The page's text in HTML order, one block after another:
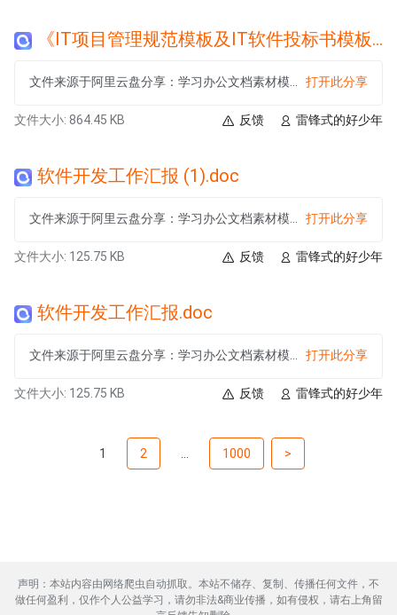
《IT项目管理规范模板及IT软件投标书模板》-目錄.pdf
打开此分享
文件大小: 864.45 KB 雷锋式的好少年
反馈
软件开发工作汇报 (1).doc
打开此分享
文件大小: 125.75 KB 雷锋式的好少年
反馈
软件开发工作汇报.doc
打开此分享
文件大小: 125.75 KB 雷锋式的好少年
反馈
1 2 1000 >
声明：本站内容由网络爬虫自动抓取。本站不储存、复制、传播任何文件，不
做任何盈利，仅作个人公益学习，请勿非法&商业传播，如有侵权，请右上角留